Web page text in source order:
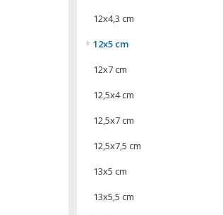
12x4,3 cm
12x5 cm
12x7 cm
12,5x4 cm
12,5x7 cm
12,5x7,5 cm
13x5 cm
13x5,5 cm